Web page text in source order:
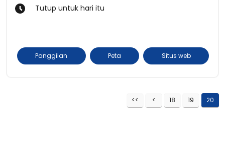
Tutup untuk hari itu
Panggilan Peta Situs web
18 19 20